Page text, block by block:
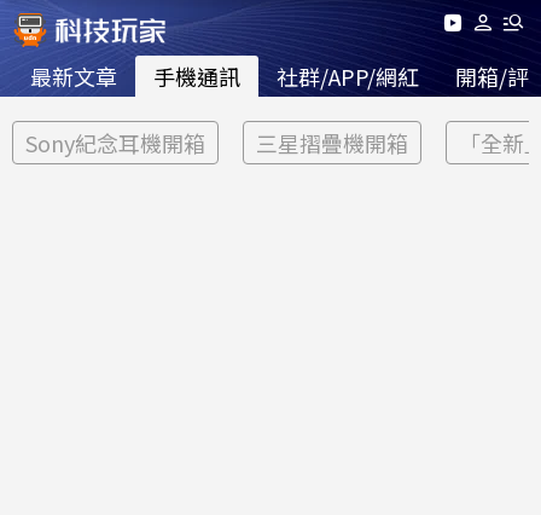
最新文章 手機通訊 社群/APP/網紅 開箱/評
Sony紀念耳機開箱 三星摺疊機開箱 「全新